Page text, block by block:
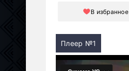
В избранное
Плеер №1